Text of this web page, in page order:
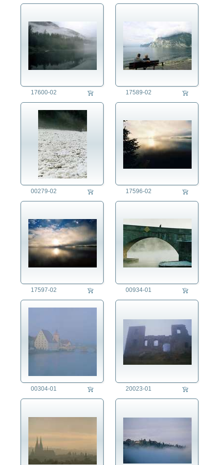
17600-02 17589-02
00279-02 17596-02
17597-02 00934-01
00304-01 20023-01